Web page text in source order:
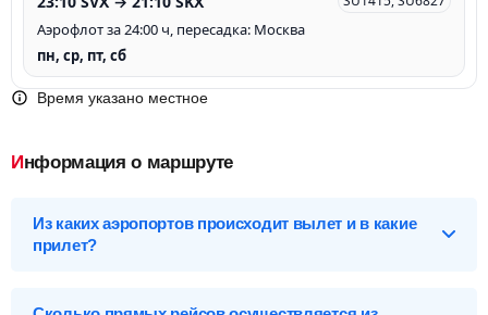
Аэрофлот за 24:00 ч, пересадка: Москва
пн, ср, пт, сб
Время указано местное
Информация о маршруте
Из каких аэропортов происходит вылет и в какие
прилет?